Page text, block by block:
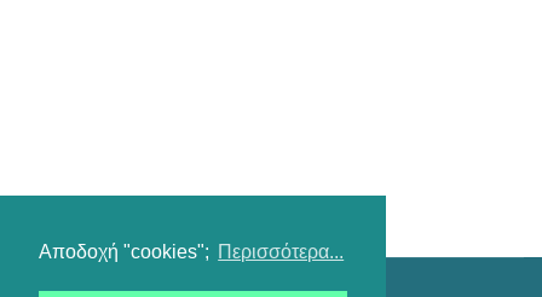
Αποδοχή "cookies"; Περισσότερα...